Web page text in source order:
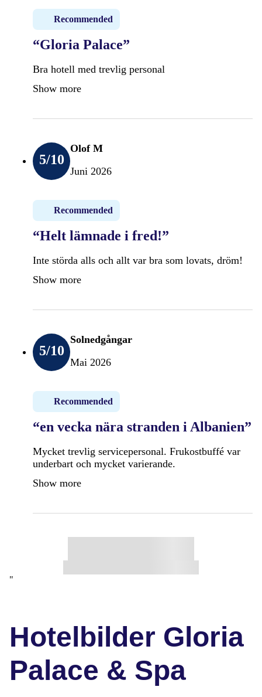
Recommended
“Gloria Palace”
Bra hotell med trevlig personal
Show more
5/10
Olof M
Juni 2026
Recommended
“Helt lämnade i fred!”
Inte störda alls och allt var bra som lovats, dröm!
Show more
5/10
Solnedgångar
Mai 2026
Recommended
“en vecka nära stranden i Albanien”
Mycket trevlig servicepersonal. Frukostbuffé var
underbart och mycket varierande.
Show more
"
Hotelbilder Gloria
Palace & Spa